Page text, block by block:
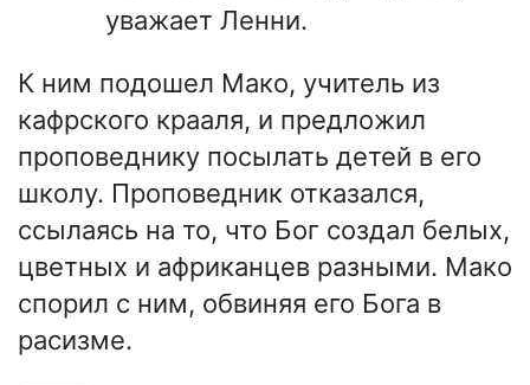
уважает Ленни.
К ним подошел Мако, учитель из
кафрского крааля, и предложил
проповеднику посылать детей в его
школу. Проповедник отказался,
ссылаясь на то, что Бог создал белых,
цветных и африканцев разными. Мако
спорил с ним, обвиняя его Бога в
расизме.